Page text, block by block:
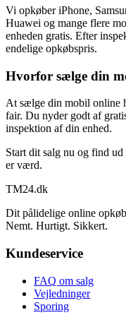
Vi opkøber iPhone,
Huawei og mange flere
enheden gratis. Efter
endelige opkøbspris.
Hvorfor sælge din
At sælge din mobil online
fair. Du nyder godt af
inspektion af din enhed.
Start dit salg nu og find
er værd.
TM24.dk
Dit pålidelige online
Nemt. Hurtigt. Sikkert.
Kundeservice
FAQ om salg
Vejledninger
Sporing